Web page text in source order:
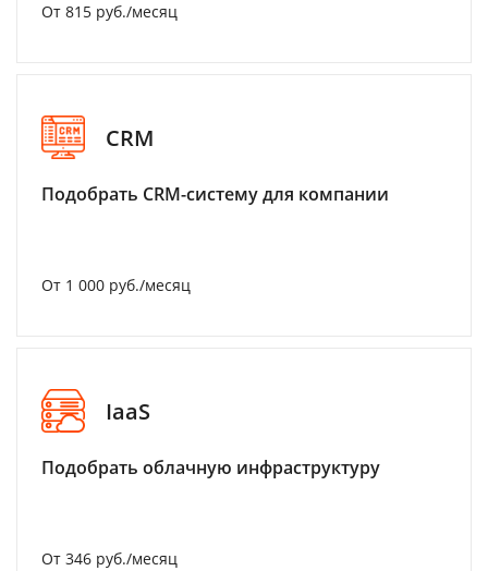
От 815 руб./месяц
CRM
Подобрать CRM-систему для компании
От 1 000 руб./месяц
IaaS
Подобрать облачную инфраструктуру
От 346 руб./месяц